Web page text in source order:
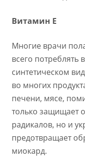
Витамин Е
Многие врачи
всего потреблять
синтетическом
во многих
печени, мясе,
только защищает
радикалов, но и
предотвращает
миокард.